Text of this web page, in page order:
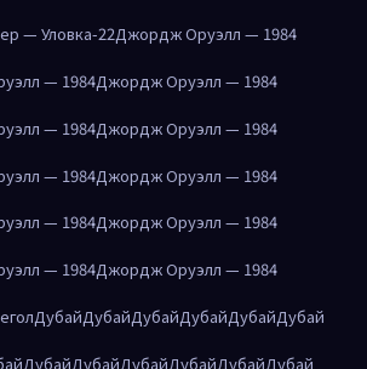
— Уловка-22Джордж Оруэлл — 1984
— 1984Джордж Оруэлл — 1984
— 1984Джордж Оруэлл — 1984
— 1984Джордж Оруэлл — 1984
— 1984Джордж Оруэлл — 1984
— 1984Джордж Оруэлл — 1984
ДубайДубайДубайДубайДубайДубай
ДубайДубайДубайДубайДубайДубай